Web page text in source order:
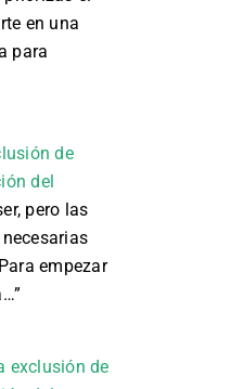
en una
para
de
del
pero las
empezar
”
exclusión de